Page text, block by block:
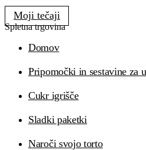
Moji tečaji
Spletna trgovina
Domov
Pripomočki in sestavine za
Cukr igrišče
Sladki paketki
Naroči svojo torto